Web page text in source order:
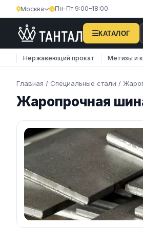
Москва Пн–Пт 9:00–18:00
КАТАЛОГ
Нержавеющий прокат Метизы и
Главная / Специальные стали /
Жаропрочная
Затрудняетесь с
Наши менеджеры оперативно
необходимую продукцию.
Телефон E-mail
Нажимая на кнопку, вы